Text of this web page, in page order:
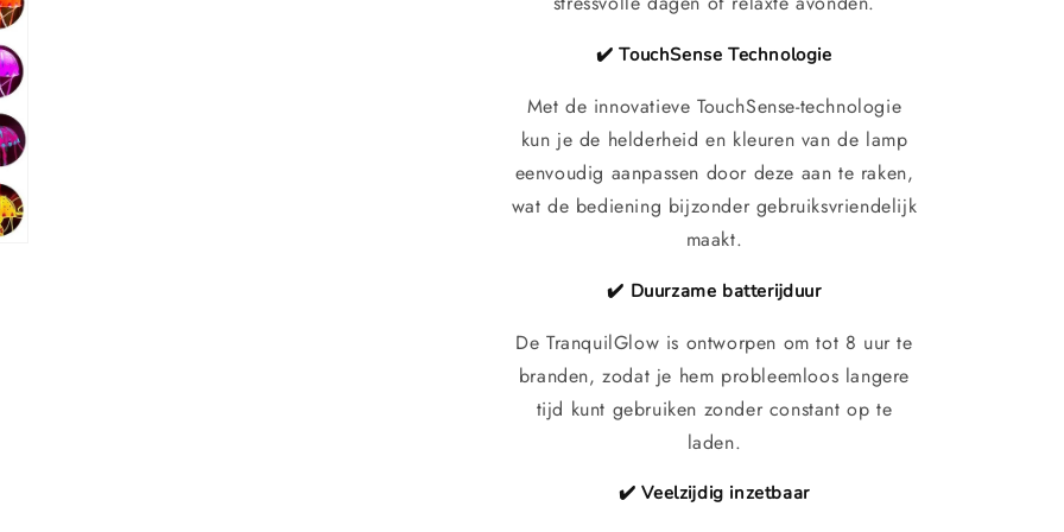
✔️ TouchSense Technologie
Met de innovatieve TouchSense-technologie
kun je de helderheid en kleuren van de lamp
eenvoudig aanpassen door deze aan te raken,
wat de bediening bijzonder gebruiksvriendelijk
maakt.
✔️ Duurzame batterijduur
De TranquilGlow is ontworpen om tot 8 uur te
branden, zodat je hem probleemloos langere
tijd kunt gebruiken zonder constant op te
laden.
✔️ Veelzijdig inzetbaar